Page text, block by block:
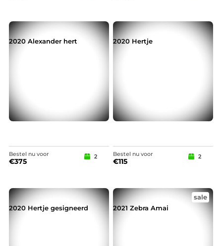
2020 Alexander hert
Bestel nu voor
€375
2
2020 Hertje
Bestel nu voor
€115
2
2020 Hertje gesigneerd
sale
2021 Zebra Amai